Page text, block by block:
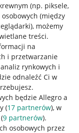
(np. piksele,
(między
, możemy
treści.
na
i przetwarzanie
rynkowych i
odnaleźć Ci w
będzie Allegro a
(17 partnerów), w
9 partnerów).
osobowych przez